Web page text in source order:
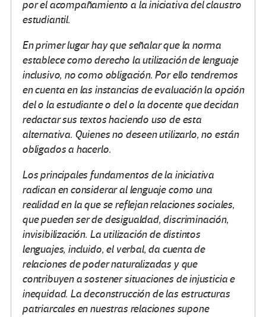
por el acompañamiento a la iniciativa del claustro
estudiantil.
En primer lugar hay que señalar que la norma
establece como derecho la utilización de lenguaje
inclusivo, no como obligación. Por ello tendremos
en cuenta en las instancias de evaluación la opción
del o la estudiante o del o la docente que decidan
redactar sus textos haciendo uso de esta
alternativa. Quienes no deseen utilizarlo, no están
obligados a hacerlo.
Los principales fundamentos de la iniciativa
radican en considerar al lenguaje como una
realidad en la que se reflejan relaciones sociales,
que pueden ser de desigualdad, discriminación,
invisibilización. La utilización de distintos
lenguajes, incluido, el verbal, da cuenta de
relaciones de poder naturalizadas y que
contribuyen a sostener situaciones de injusticia e
inequidad. La deconstrucción de las estructuras
patriarcales en nuestras relaciones supone